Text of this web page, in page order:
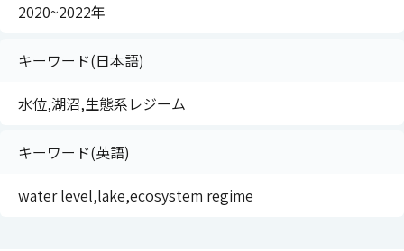
2020~2022年
キーワード(日本語)
水位,湖沼,生態系レジーム
キーワード(英語)
water level,lake,ecosystem regime